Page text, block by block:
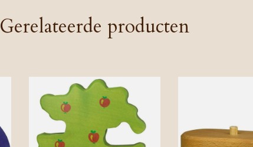
Gerelateerde producten